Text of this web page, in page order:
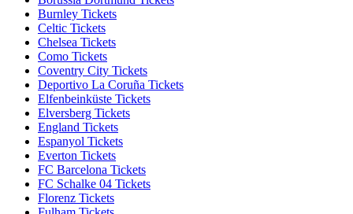
Burnley Tickets
Celtic Tickets
Chelsea Tickets
Como Tickets
Coventry City Tickets
Deportivo La Coruña Tickets
Elfenbeinküste Tickets
Elversberg Tickets
England Tickets
Espanyol Tickets
Everton Tickets
FC Barcelona Tickets
FC Schalke 04 Tickets
Florenz Tickets